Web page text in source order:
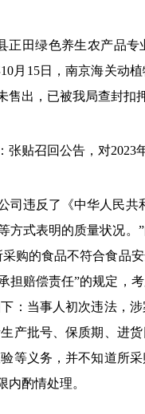
正田绿色养生农产品专
月15日，南京海关动
售出，已被我局查封扣押
张贴召回公告，对2023
司违反了《中华人民共
式表明的质量状况。
的食品不符合食品
赔偿责任”的规定，
： 当事人初次违法，
产批号、保质期、进
等义务，并不知道所
酌情处理。